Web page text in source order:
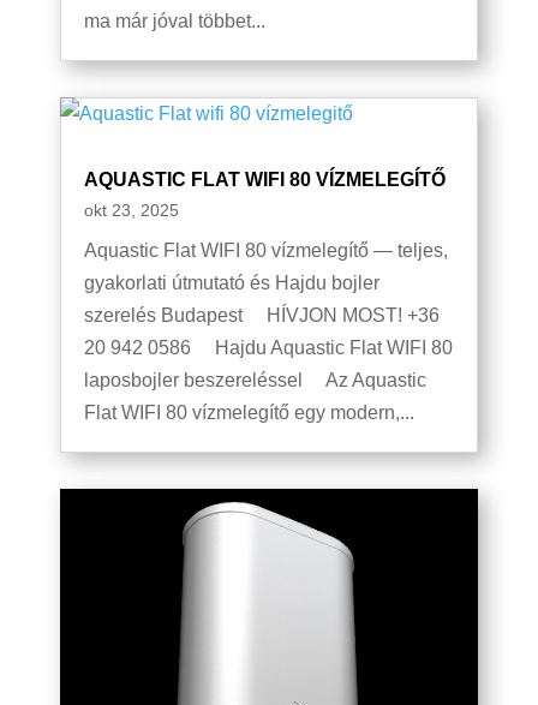
ma már jóval többet...
AQUASTIC FLAT WIFI 80 VÍZMELEGÍTŐ
okt 23, 2025
Aquastic Flat WIFI 80 vízmelegítő — teljes,
gyakorlati útmutató és Hajdu bojler
szerelés Budapest HÍVJON MOST! +36
20 942 0586 Hajdu Aquastic Flat WIFI 80
laposbojler beszereléssel Az Aquastic
Flat WIFI 80 vízmelegítő egy modern,...